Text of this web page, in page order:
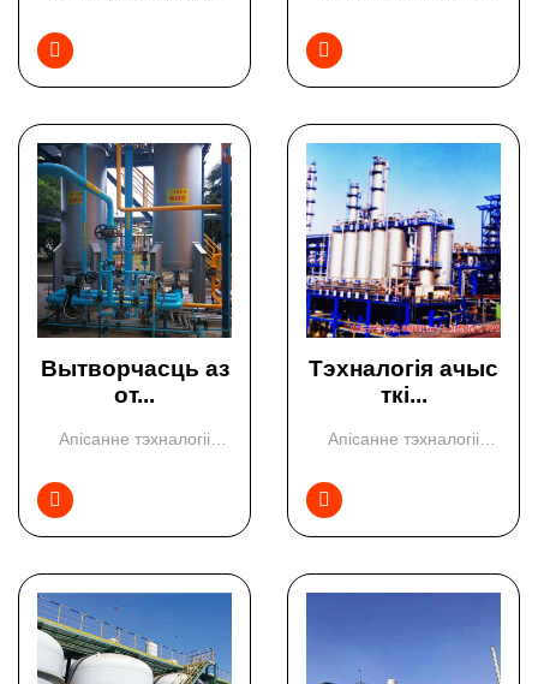
 
Вытворчасць аз
от...
Апісанне тэхналогіі

Тэхналогія ачыс
ткі...
Апісанне тэхналогіі
